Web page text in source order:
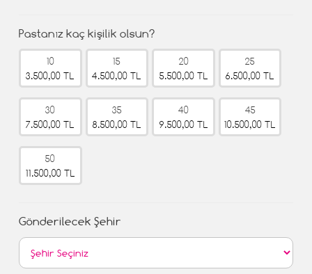
Pastanız kaç kişilik olsun?
10
3.500,00 TL
15
4.500,00 TL
20
5.500,00 TL
25
6.500,00 TL
30
7.500,00 TL
35
8.500,00 TL
40
9.500,00 TL
45
10.500,00 TL
50
11.500,00 TL
Gönderilecek Şehir